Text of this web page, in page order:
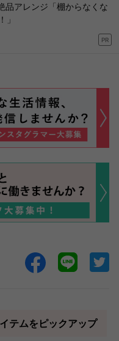
品アレンジ「棚からなくな
」
PR
テムをピックアップ